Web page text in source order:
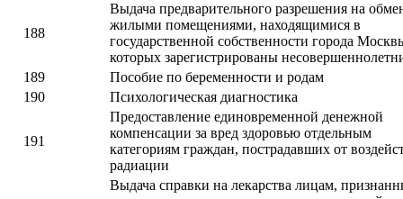
188
Выдача предварительного разрешения на
жилыми помещениями, находящимися в
государственной собственности города
которых зарегистрированы
189
Пособие по беременности и родам
190
Психологическая диагностика
191
Предоставление единовременной денежной
компенсации за вред здоровью отдельным
категориям граждан, пострадавших от
радиации
Выдача справки на лекарства лицам,